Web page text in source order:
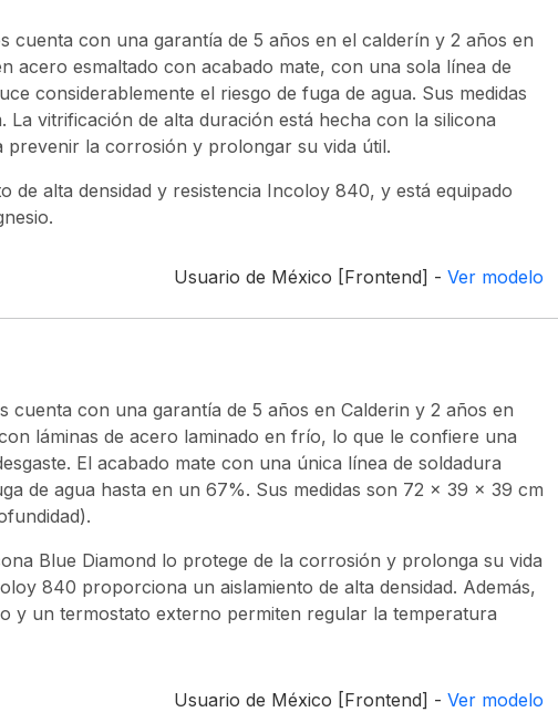
cuenta con una garantía de 5 años en el calderín y 2 años en
acero esmaltado con acabado mate, con una sola línea de
considerablemente el riesgo de fuga de agua. Sus medidas
vitrificación de alta duración está hecha con la silicona
prevenir la corrosión y prolongar su vida útil.
de alta densidad y resistencia Incoloy 840, y está equipado
Usuario de México [Frontend] - Ver modelo
cuenta con una garantía de 5 años en Calderin y 2 años en
láminas de acero laminado en frío, lo que le confiere una
El acabado mate con una única línea de soldadura
de agua hasta en un 67%. Sus medidas son 72 x 39 x 39 cm
Blue Diamond lo protege de la corrosión y prolonga su vida
840 proporciona un aislamiento de alta densidad. Además,
y un termostato externo permiten regular la temperatura
Usuario de México [Frontend] - Ver modelo